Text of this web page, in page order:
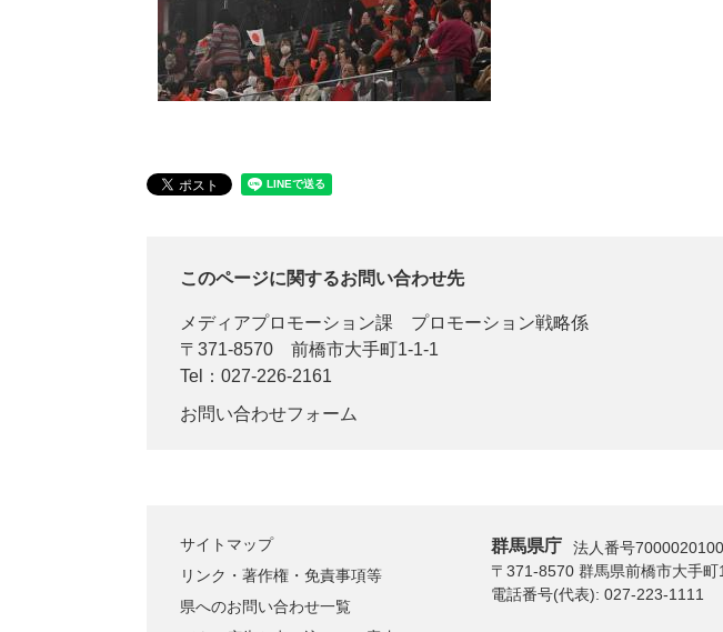
このページに関するお問い合わせ先
メディアプロモーション課
プロモーション戦略係
〒371-8570
前橋市大手町1-1-1
Tel：027-226-2161
お問い合わせフォーム
サイトマップ
リンク・著作権・免責事項等
県へのお問い合わせ一覧
群馬県庁
法人番号
〒371-8570 群馬県前橋市大手町
電話番号(代表): 027-223-1111